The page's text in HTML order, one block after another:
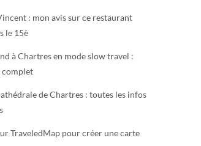
: mon avis sur ce restaurant
le 15è
à Chartres en mode slow travel :
complet
de Chartres : toutes les infos
TraveledMap pour créer une carte